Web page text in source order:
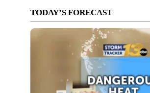
TODAY’S FORECAST